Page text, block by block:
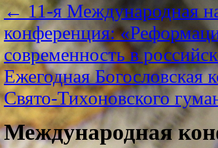
←11-я Международная
конференция:
современность в
Ежегодная Богословская
Свято-Тихоновского
Международная